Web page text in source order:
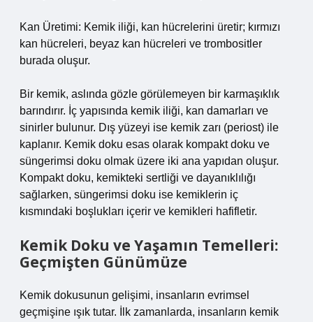
Kan Üretimi: Kemik iliği, kan hücrelerini üretir; kırmızı
kan hücreleri, beyaz kan hücreleri ve trombositler
burada oluşur.
Bir kemik, aslında gözle görülemeyen bir karmaşıklık
barındırır. İç yapısında kemik iliği, kan damarları ve
sinirler bulunur. Dış yüzeyi ise kemik zarı (periost) ile
kaplanır. Kemik doku esas olarak kompakt doku ve
süngerimsi doku olmak üzere iki ana yapıdan oluşur.
Kompakt doku, kemikteki sertliği ve dayanıklılığı
sağlarken, süngerimsi doku ise kemiklerin iç
kısmındaki boşlukları içerir ve kemikleri hafifletir.
Kemik Doku ve Yaşamın Temelleri:
Geçmişten Günümüze
Kemik dokusunun gelişimi, insanların evrimsel
geçmişine ışık tutar. İlk zamanlarda, insanların kemik